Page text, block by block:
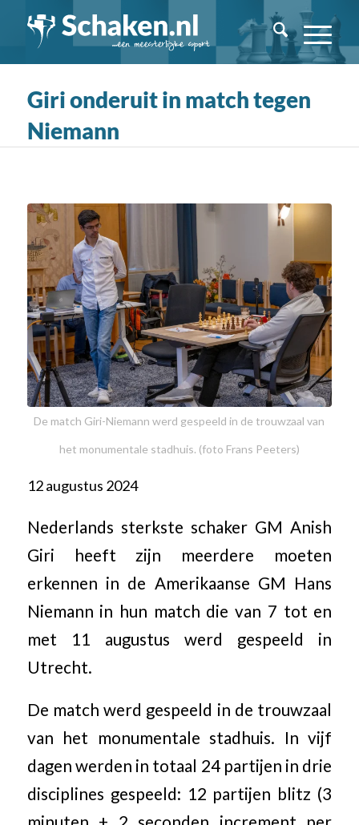
Giri onderuit in match tegen
Niemann
De match Giri-Niemann werd gespeeld in de trouwzaal van
het monumentale stadhuis. (foto Frans Peeters)
12 augustus 2024
Nederlands sterkste schaker GM Anish
Giri heeft zijn meerdere moeten
erkennen in de Amerikaanse GM Hans
Niemann in hun match die van 7 tot en
met 11 augustus werd gespeeld in
Utrecht.
De match werd gespeeld in de trouwzaal
van het monumentale stadhuis. In vijf
dagen werden in totaal 24 partijen in drie
disciplines gespeeld: 12 partijen blitz (3